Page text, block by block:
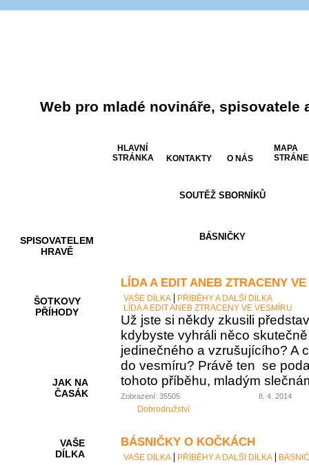
Web pro mladé novináře, spisovatele
HLAVNÍ
STRÁNKA
KONTAKTY O NÁS
MAPA
SPISOVATELEM
HRAVĚ
ŠOTKOVY
PŘÍHODY
JAK NA
ČASÁK
VAŠE
DÍLKA
SOUTĚŽ SBORNÍKŮ
BÁSNIČKY
LÍDA A EDIT ANEB ZTRACENY
VAŠE DÍLKA
PŘÍBĚHY A DALŠÍ DÍLKA
LÍDA A EDIT ANEB ZTRACENY VE VESMÍRU
Už jste si někdy zkusili
kdybyste vyhráli něco
jedinečného a vzrušujícího? A
do vesmíru? Právě ten se
tohoto příběhu, mladým
Zobrazení: 35505 8. 4. 2014
Dobrodružství
BÁSNIČKY O KOČKÁCH
VAŠE DÍLKA PŘÍBĚHY A DALŠÍ DÍLKA